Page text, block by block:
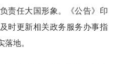
责任大国形象。《公告》印
时更新相关政务服务办事指
地。